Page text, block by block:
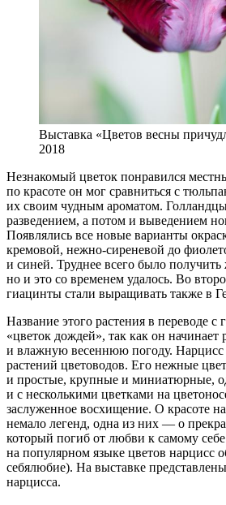
Выставка «Цветов весны
2018
Незнакомый цветок понравился
по красоте он мог сравниться с
их своим чудным ароматом. Голландцы
разведением, а потом и выведением
Появлялись все новые варианты
кремовой, нежно-сиреневой до
и синей. Труднее всего было
но и это со временем удалось. Во
гиацинты стали выращивать также в
Название этого растения в переводе с
«цветок дождей», так как он начинает
и влажную весеннюю погоду.
растений цветоводов. Его нежные
и простые, крупные и миниатюрные,
и с несколькими цветками на
заслуженное восхищение. О красоте
немало легенд, одна из них — о
который погиб от любви к самому
на популярном языке цветов нарцисс
себялюбие). На выставке
нарцисса.